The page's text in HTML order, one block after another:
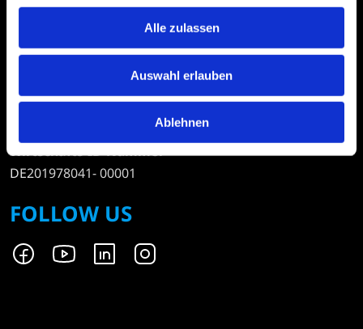
Alle zulassen
Auswahl erlauben
Ablehnen
Sitz Hamburg
Amtsgericht Hamburg
HRB 70 266
Ust-ID-Nummer
Wirtschafts-ID-Nummer
DE201978041- 00001
FOLLOW US